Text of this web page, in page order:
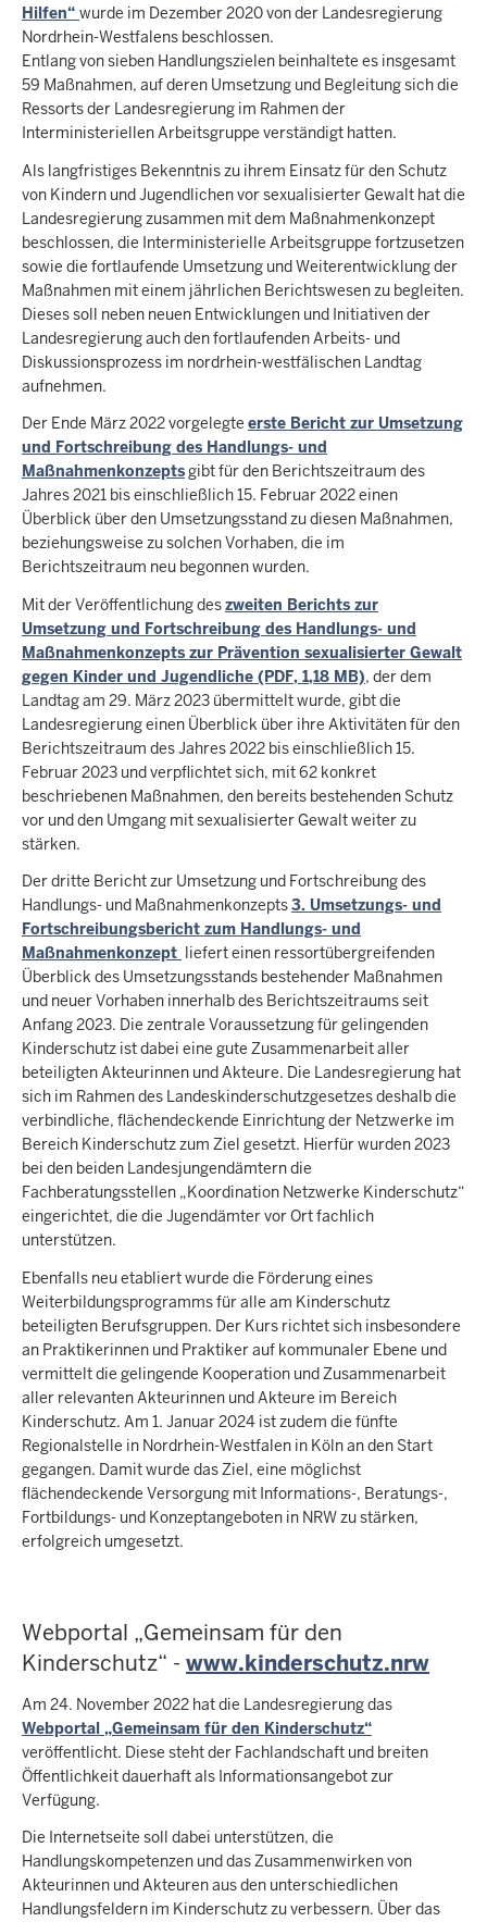
Hilfen“ wurde im Dezember 2020 von der Landesregierung
Nordrhein-Westfalens beschlossen.
Entlang von sieben Handlungszielen beinhaltete es insgesamt
59 Maßnahmen, auf deren Umsetzung und Begleitung sich die
Ressorts der Landesregierung im Rahmen der
Interministeriellen Arbeitsgruppe verständigt hatten.
Als langfristiges Bekenntnis zu ihrem Einsatz für den Schutz
von Kindern und Jugendlichen vor sexualisierter Gewalt hat die
Landesregierung zusammen mit dem Maßnahmenkonzept
beschlossen, die Interministerielle Arbeitsgruppe fortzusetzen
sowie die fortlaufende Umsetzung und Weiterentwicklung der
Maßnahmen mit einem jährlichen Berichtswesen zu begleiten.
Dieses soll neben neuen Entwicklungen und Initiativen der
Landesregierung auch den fortlaufenden Arbeits- und
Diskussionsprozess im nordrhein-westfälischen Landtag
aufnehmen.
Der Ende März 2022 vorgelegte erste Bericht zur Umsetzung
und Fortschreibung des Handlungs- und
Maßnahmenkonzeptsgibt für den Berichtszeitraum des
Jahres 2021 bis einschließlich 15. Februar 2022 einen
Überblick über den Umsetzungsstand zu diesen Maßnahmen,
beziehungsweise zu solchen Vorhaben, die im
Berichtszeitraum neu begonnen wurden.
Mit der Veröffentlichung deszweiten Berichts zur
Umsetzung und Fortschreibung des Handlungs- und
Maßnahmenkonzepts zur Prävention sexualisierter Gewalt
gegen Kinder und Jugendliche (PDF, 1,18 MB), der dem
Landtag am 29. März 2023 übermittelt wurde, gibt die
Landesregierung einen Überblick über ihre Aktivitäten für den
Berichtszeitraum des Jahres 2022 bis einschließlich 15.
Februar 2023 und verpflichtet sich, mit 62 konkret
beschriebenen Maßnahmen, den bereits bestehenden Schutz
vor und den Umgang mit sexualisierter Gewalt weiter zu
stärken.
Der dritte Bericht zur Umsetzung und Fortschreibung des
Handlungs- und Maßnahmenkonzepts3. Umsetzungs- und
Fortschreibungsbericht zum Handlungs- und
Maßnahmenkonzept liefert einen ressortübergreifenden
Überblick des Umsetzungsstands bestehender Maßnahmen
und neuer Vorhaben innerhalb des Berichtszeitraums seit
Anfang 2023. Die zentrale Voraussetzung für gelingenden
Kinderschutz ist dabei eine gute Zusammenarbeit aller
beteiligten Akteurinnen und Akteure. Die Landesregierung hat
sich im Rahmen des Landeskinderschutzgesetzes deshalb die
verbindliche, flächendeckende Einrichtung der Netzwerke im
Bereich Kinderschutz zum Ziel gesetzt. Hierfür wurden 2023
bei den beiden Landesjungendämtern die
Fachberatungsstellen „Koordination Netzwerke Kinderschutz“
eingerichtet, die die Jugendämter vor Ort fachlich
unterstützen.
Ebenfalls neu etabliert wurde die Förderung eines
Weiterbildungsprogramms für alle am Kinderschutz
beteiligten Berufsgruppen. Der Kurs richtet sich insbesondere
an Praktikerinnen und Praktiker auf kommunaler Ebene und
vermittelt die gelingende Kooperation und Zusammenarbeit
aller relevanten Akteurinnen und Akteure im Bereich
Kinderschutz. Am 1. Januar 2024 ist zudem die fünfte
Regionalstelle in Nordrhein-Westfalen in Köln an den Start
gegangen. Damit wurde das Ziel, eine möglichst
flächendeckende Versorgung mit Informations-, Beratungs-,
Fortbildungs- und Konzeptangeboten in NRW zu stärken,
erfolgreich umgesetzt.
Webportal „Gemeinsam für den
Kinderschutz“ - www.kinderschutz.nrw
Am 24. November 2022 hat die Landesregierung das
Webportal „Gemeinsam für den Kinderschutz“
veröffentlicht. Diese steht der Fachlandschaft und breiten
Öffentlichkeit dauerhaft als Informationsangebot zur
Verfügung.
Die Internetseite soll dabei unterstützen, die
Handlungskompetenzen und das Zusammenwirken von
Akteurinnen und Akteuren aus den unterschiedlichen
Handlungsfeldern im Kinderschutz zu verbessern. Über das